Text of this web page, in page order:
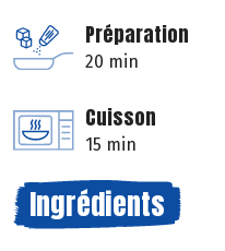
Préparation
20 min
Cuisson
15 min
Ingrédients